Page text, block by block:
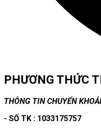
PHƯƠNG THỨC
THÔNG TIN CHUYỂN
- SỐ TK : 1033175757